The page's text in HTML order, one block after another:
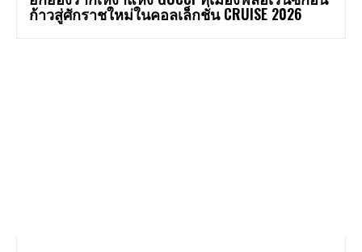
ก้าวสู่ศักราชใหม่ในคอลเล็กชั่น CRUISE 2026